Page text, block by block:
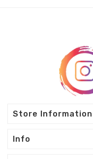
Store Information
Info